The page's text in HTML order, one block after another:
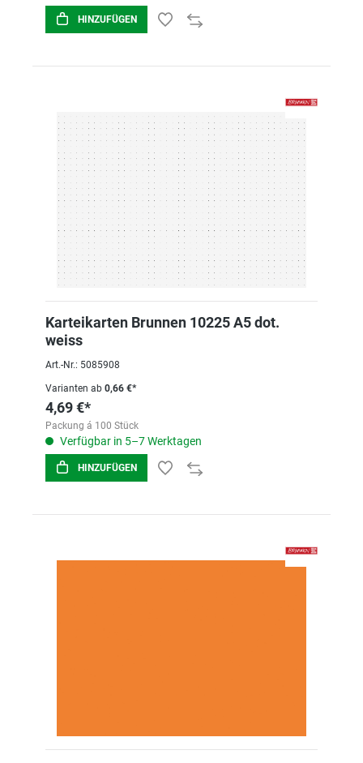
HINZUFÜGEN
Karteikarten Brunnen 10225 A5 dot.
weiss
Art.-Nr.: 5085908
Varianten ab 0,66 €*
4,69 €*
Packung á 100 Stück
Verfügbar in 5–7 Werktagen
HINZUFÜGEN